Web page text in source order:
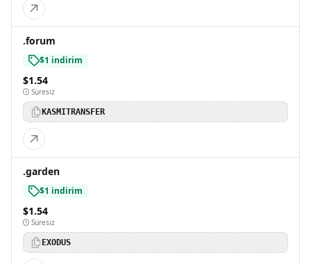
.forum
$1 indirim
$1.54
Süresiz
KASMITRANSFER
.garden
$1 indirim
$1.54
Süresiz
EXODUS